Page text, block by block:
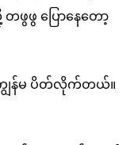
ဖွဖွ ပြောနေတော့
ကျွန်မ ပိတ်လိုက်တယ်။